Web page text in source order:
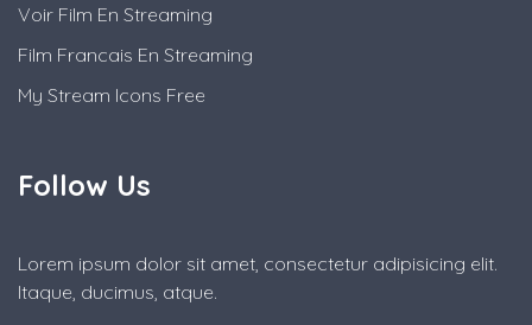
Voir Film En Streaming
Film Francais En Streaming
My Stream Icons Free
Follow Us
Lorem ipsum dolor sit amet, consectetur adipisicing elit.
Itaque, ducimus, atque.